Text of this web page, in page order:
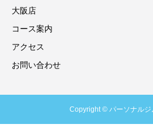
大阪店
コース案内
アクセス
お問い合わせ
Copyright © パーソナルジ